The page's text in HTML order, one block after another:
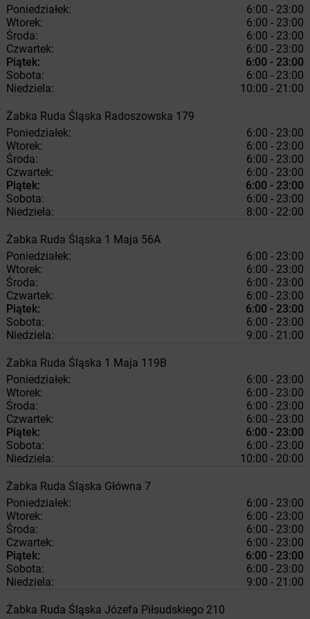
Poniedziałek:
6:00 - 23:00
Wtorek:
6:00 - 23:00
Środa:
6:00 - 23:00
Czwartek:
6:00 - 23:00
Piątek:
6:00 - 23:00
Sobota:
6:00 - 23:00
Niedziela:
10:00 - 21:00
Żabka Ruda Śląska Radoszowska 179
Poniedziałek:
6:00 - 23:00
Wtorek:
6:00 - 23:00
Środa:
6:00 - 23:00
Czwartek:
6:00 - 23:00
Piątek:
6:00 - 23:00
Sobota:
6:00 - 23:00
Niedziela:
8:00 - 22:00
Żabka Ruda Śląska 1 Maja 56A
Poniedziałek:
6:00 - 23:00
Wtorek:
6:00 - 23:00
Środa:
6:00 - 23:00
Czwartek:
6:00 - 23:00
Piątek:
6:00 - 23:00
Sobota:
6:00 - 23:00
Niedziela:
9:00 - 21:00
Żabka Ruda Śląska 1 Maja 119B
Poniedziałek:
6:00 - 23:00
Wtorek:
6:00 - 23:00
Środa:
6:00 - 23:00
Czwartek:
6:00 - 23:00
Piątek:
6:00 - 23:00
Sobota:
6:00 - 23:00
Niedziela:
10:00 - 20:00
Żabka Ruda Śląska Główna 7
Poniedziałek:
6:00 - 23:00
Wtorek:
6:00 - 23:00
Środa:
6:00 - 23:00
Czwartek:
6:00 - 23:00
Piątek:
6:00 - 23:00
Sobota:
6:00 - 23:00
Niedziela:
9:00 - 21:00
Żabka Ruda Śląska Józefa Piłsudskiego 210